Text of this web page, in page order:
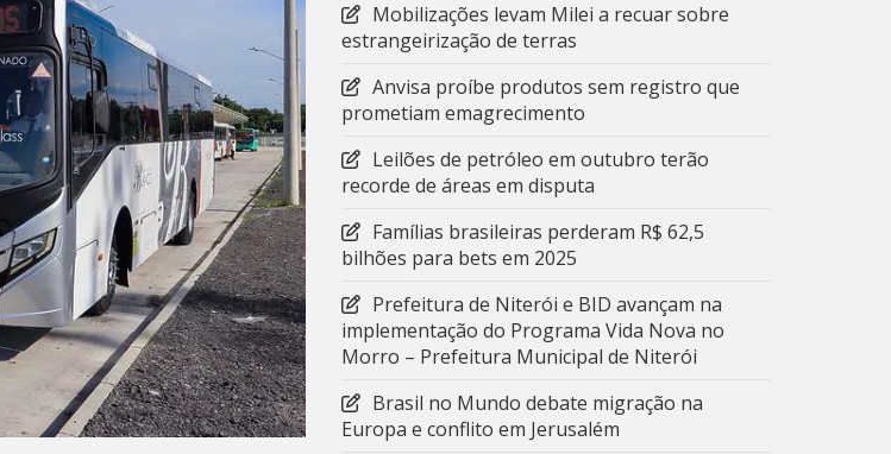
Mobilizações levam Milei a recuar sobre
estrangeirização de terras
Anvisa proíbe produtos sem registro que
prometiam emagrecimento
Leilões de petróleo em outubro terão
recorde de áreas em disputa
Famílias brasileiras perderam R$ 62,5
bilhões para bets em 2025
Prefeitura de Niterói e BID avançam na
implementação do Programa Vida Nova no
Morro – Prefeitura Municipal de Niterói
Brasil no Mundo debate migração na
Europa e conflito em Jerusalém